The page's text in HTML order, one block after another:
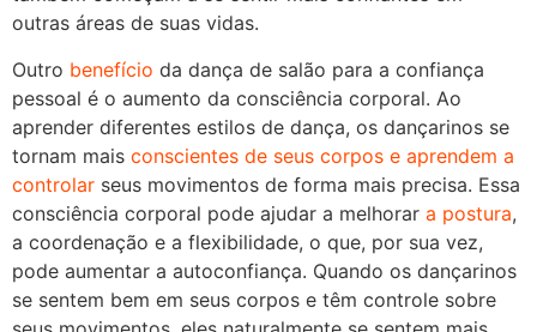
outras áreas de suas vidas.
Outro benefício da dança de salão para a confiança
pessoal é o aumento da consciência corporal. Ao
aprender diferentes estilos de dança, os dançarinos se
tornam mais conscientes de seus corpos e aprendem a
controlar seus movimentos de forma mais precisa. Essa
consciência corporal pode ajudar a melhorar a postura,
a coordenação e a flexibilidade, o que, por sua vez,
pode aumentar a autoconfiança. Quando os dançarinos
se sentem bem em seus corpos e têm controle sobre